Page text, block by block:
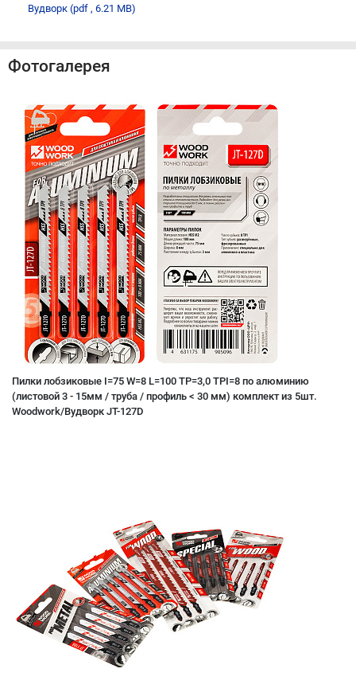
Вудворк(pdf , 6.21 MB)
Фотогалерея
Пилки лобзиковые I=75 W=8 L=100 TP=3,0 TPI=8 по алюминию
(листовой 3 - 15мм / труба / профиль < 30 мм) комплект из 5шт.
Woodwork/Вудворк JT-127D